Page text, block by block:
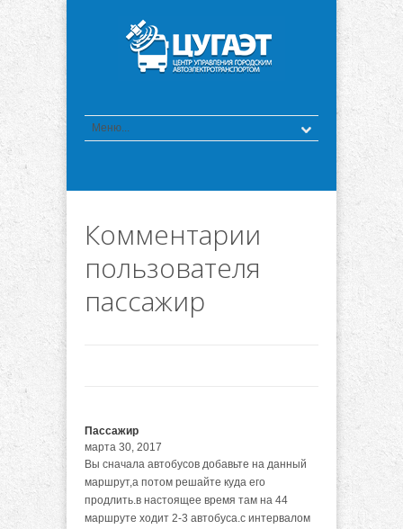
Комментарии
пользователя
пассажир
Пассажир
марта 30, 2017
Вы сначала автобусов добавьте на данный
маршрут,а потом решайте куда его
продлить.в настоящее время там на 44
маршруте ходит 2-3 автобуса.с интервалом